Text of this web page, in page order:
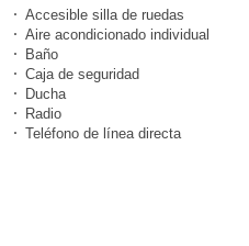
Accesible silla de ruedas
Aire acondicionado individual
Baño
Caja de seguridad
Ducha
Radio
Teléfono de línea directa